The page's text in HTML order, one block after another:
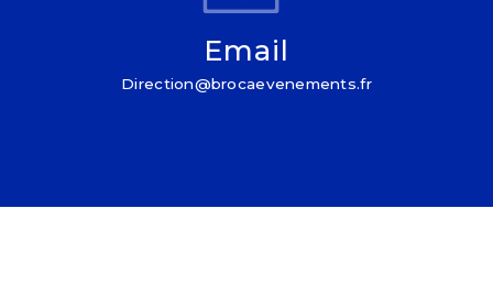
Email
direction@brocaevenements.fr